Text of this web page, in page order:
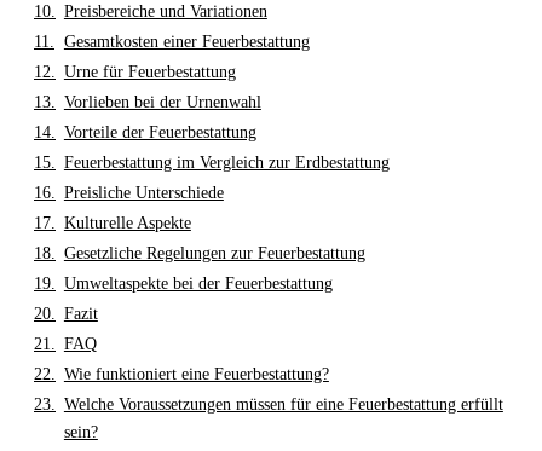
Preisbereiche und Variationen
Gesamtkosten einer Feuerbestattung
Urne für Feuerbestattung
Vorlieben bei der Urnenwahl
Vorteile der Feuerbestattung
Feuerbestattung im Vergleich zur Erdbestattung
Preisliche Unterschiede
Kulturelle Aspekte
Gesetzliche Regelungen zur Feuerbestattung
Umweltaspekte bei der Feuerbestattung
Fazit
FAQ
Wie funktioniert eine Feuerbestattung?
Welche Voraussetzungen müssen für eine Feuerbestattung erfüllt
sein?